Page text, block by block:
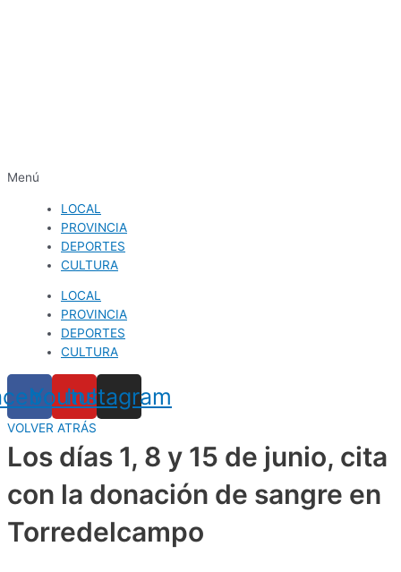
Menú
LOCAL
PROVINCIA
DEPORTES
CULTURA
LOCAL
PROVINCIA
DEPORTES
CULTURA
Youtube
Instagram
VOLVER ATRÁS
Los días 1, 8 y 15 de junio, cita
con la donación de sangre en
Torredelcampo